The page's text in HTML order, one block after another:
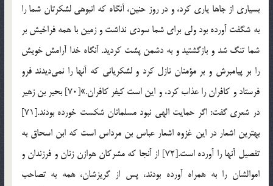
بسیاری از جاها یاری كرد، و در روز حنین، آنگاه كه انبوهی لشكرتان شما را
به شگفت آورده بود ولی برای شما سودی نداشت و زمین با همه فراخیش بر
شما تنگ شد و بازگشتید و به دشمن پشت كردید. آنگاه خدا آرامش خویش
را بر پیامبرش و بر مؤمنان نازل كرد و لشكریانی كه آنها را نمی‌دیدند فرو
فرستاد و كافران را عذاب كرد، و این است كیفر كافران.»[70] بحیر بن زهیر
در شعری گفت: اگر حمایت الهی نبود مسلمانان شكست خورده بودند.[71]
بهترین اشعار در این غزوه اشعار عباس بن مرداس است كه ابن اسحاق به
تفصیل آنها را آورده است.[72] از آنجا كه مشركان هوازن زنان و فرزندان و
اموالشان را به همراه آورده بودند، پس از گریزشان، همه به تصاحب